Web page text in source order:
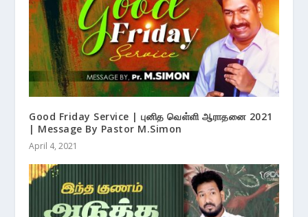
Good Friday Service | புனித வெள்ளி ஆராதனை 2021
| Message By Pastor M.Simon
April 4, 2021